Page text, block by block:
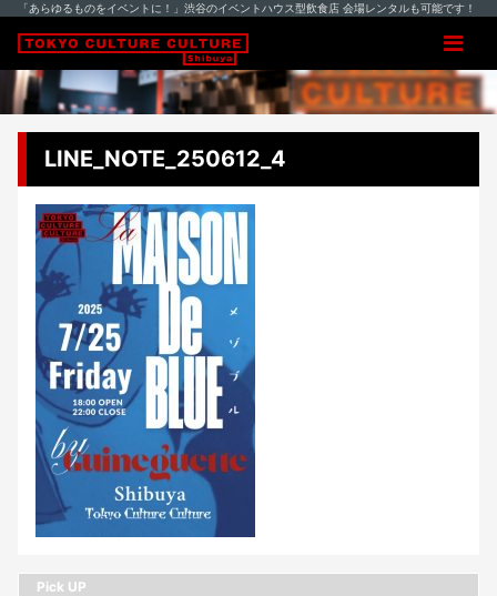
「あらゆるものをイベントに！」渋谷のイベントハウス型飲食店 会場レンタルも可能です！
LINE_NOTE_250612_4
Pick UP